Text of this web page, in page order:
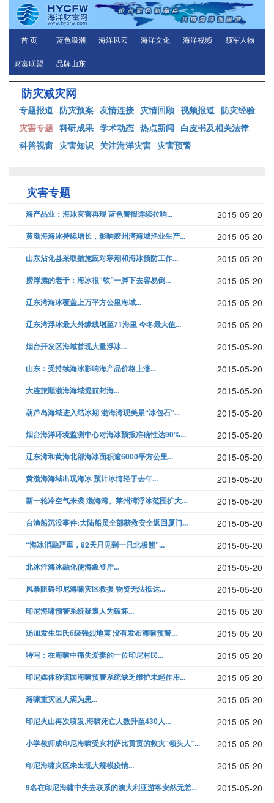
首 页 蓝色浪潮 海洋风云 海洋文化 海洋视频 领军人物
财富联盟 品牌山东
防灾减灾网
专题报道 防灾预案 友情连接 灾情回顾 视频报道 防灾经验
灾害专题 科研成果 学术动态 热点新闻 白皮书及相关法律
科普视窗 灾害知识 关注海洋灾害 灾害预警
灾害专题
海产品业：海冰灾害再现 蓝色警报连续拉响... 2015-05-20
黄渤海海冰持续增长，影响胶州湾海域渔业生产... 2015-05-20
山东沾化县采取措施应对寒潮和海冰预防工作... 2015-05-20
捞浮漂的老于：海冰很“软”一脚下去容易倒... 2015-05-20
辽东湾海冰覆盖上万平方公里海域... 2015-05-20
辽东湾浮冰最大外缘线增至71海里 今冬最大值... 2015-05-20
烟台开发区海域首现大量浮冰... 2015-05-20
山东：受持续海冰影响海产品价格上涨... 2015-05-20
大连旅顺渤海海域提前封海... 2015-05-20
葫芦岛海域进入结冰期 渤海湾现美景“冰包石”... 2015-05-20
烟台海洋环境监测中心对海冰预报准确性达90%... 2015-05-20
辽东湾和黄海北部海冰面积逾6000平方公里... 2015-05-20
黄渤海海域出现海冰 预计冰情轻于去年... 2015-05-20
新一轮冷空气来袭 渤海湾、莱州湾浮冰范围扩大... 2015-05-20
台渔船沉没事件:大陆船员全部获救安全返回厦门... 2015-05-20
“海冰消融严重，82天只见到一只北极熊”... 2015-05-20
北冰洋海冰融化使海象登岸... 2015-05-20
风暴阻碍印尼海啸灾区救援 物资无法抵达... 2015-05-20
印尼海啸预警系统疑遭人为破坏... 2015-05-20
汤加发生里氏6级强烈地震 没有发布海啸预警... 2015-05-20
特写：在海啸中痛失爱妻的一位印尼村民... 2015-05-20
印尼媒体称该国海啸预警系统缺乏维护未起作用... 2015-05-20
海啸重灾区人满为患... 2015-05-20
印尼火山再次喷发,海啸死亡人数升至430人... 2015-05-20
小学教师成印尼海啸受灾村萨比贡贡的救灾“领头人”... 2015-05-20
印尼海啸灾区未出现大规模疫情... 2015-05-20
9名在印尼海啸中失去联系的澳大利亚游客安然无恙... 2015-05-20